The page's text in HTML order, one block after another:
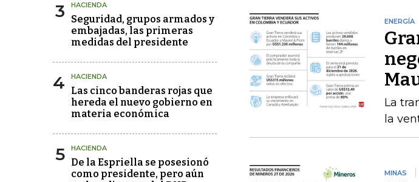
3 HACIENDA
Seguridad, grupos armados y
embajadas, las primeras
medidas del presidente
4 HACIENDA
Las cinco banderas rojas que
hereda el nuevo gobierno en
materia económica
5 HACIENDA
De la Espriella se posesionó
como presidente, pero aún
ENERGÍA
La
la
MINAS